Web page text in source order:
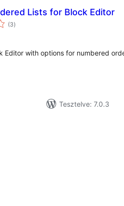
Lists for Block Editor
(3értékelés
összesen
)
Editor with options for numbered
Tesztelve: 7.0.3